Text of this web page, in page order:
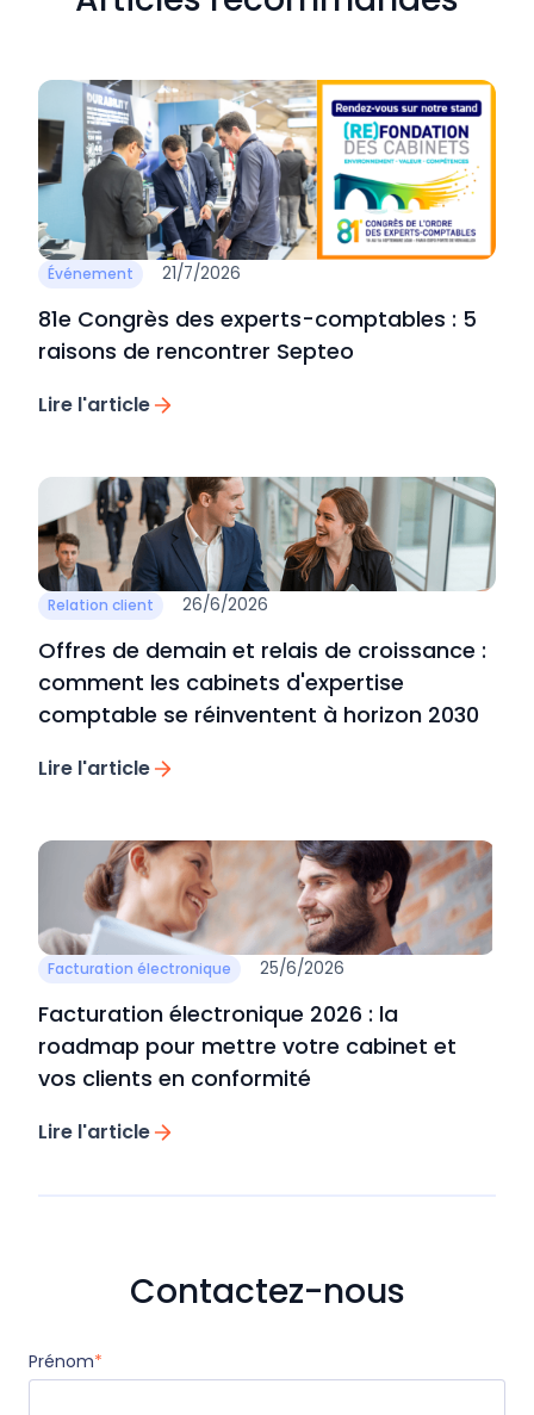
Événement 21/7/2026
81e Congrès des experts-comptables : 5
raisons de rencontrer Septeo
Lire l'article
Relation client 26/6/2026
Offres de demain et relais de croissance :
comment les cabinets d'expertise
comptable se réinventent à horizon 2030
Lire l'article
Facturation électronique 25/6/2026
Facturation électronique 2026 : la
roadmap pour mettre votre cabinet et
vos clients en conformité
Lire l'article
Contactez-nous
Prénom*